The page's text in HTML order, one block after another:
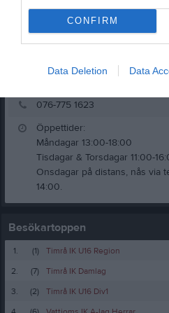
CONFIRM
Data Deletion Data
076-775 1623
Öppettider:
Måndagar 13:00-18:00
Tisdagar & Torsdagar 11:00-
Onsdagar på distans, nås via
Besökartoppen
1. (1)
Timrå IK U16 Region
2.
(7)
Timrå IK Damlag
3.
(2)
Timrå IK U16 Div1